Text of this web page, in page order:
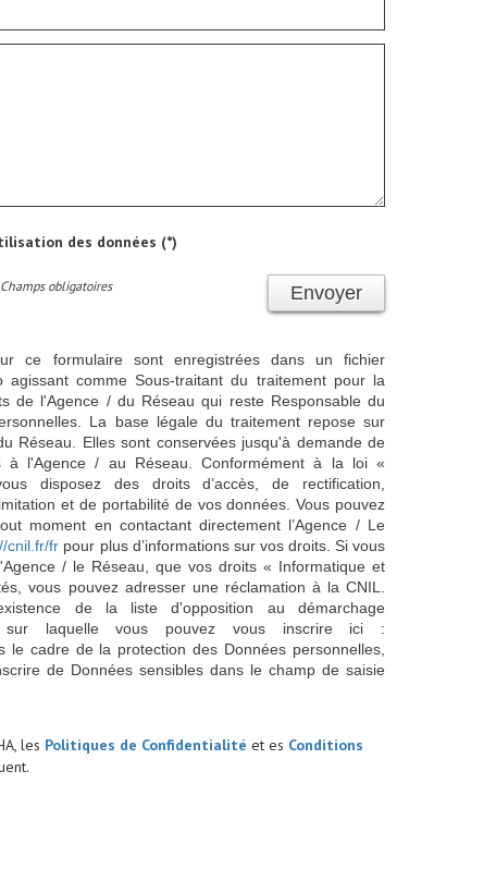
des données (*)
Envoyer
Champs obligatoires
ce formulaire sont enregistrées dans un fichier
agissant comme Sous-traitant du traitement pour la
de l'Agence / du Réseau qui reste Responsable du
La base légale du traitement repose sur
Réseau. Elles sont conservées jusqu'à demande de
à l'Agence / au Réseau. Conformément à la loi «
disposez des droits d’accès, de rectification,
et de portabilité de vos données. Vous pouvez
moment en contactant directement l’Agence / Le
cnil.fr/fr pour plus d’informations sur vos droits. Si vous
/ le Réseau, que vos droits « Informatique et
vous pouvez adresser une réclamation à la CNIL.
de la liste d'opposition au démarchage
laquelle vous pouvez vous inscrire ici :
le cadre de la protection des Données personnelles,
de Données sensibles dans le champ de saisie
les Politiques de Confidentialité et es Conditions